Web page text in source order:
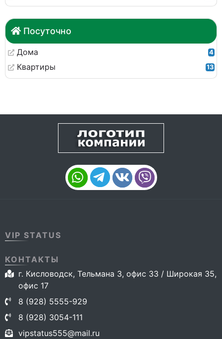
Посуточно
Дома 4
Квартиры 13
VIP STATUS
КОНТАКТЫ
г. Кисловодск, Тельмана 3, офис 33 / Широкая 35,
офис 17
8 (928) 5555-929
8 (928) 3054-111
vipstatus555@mail.ru